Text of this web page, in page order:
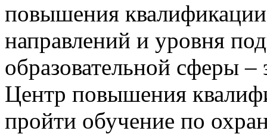
повышения
направлений и уровня
образовательной сферы –
Центр повышения
пройти обучение по